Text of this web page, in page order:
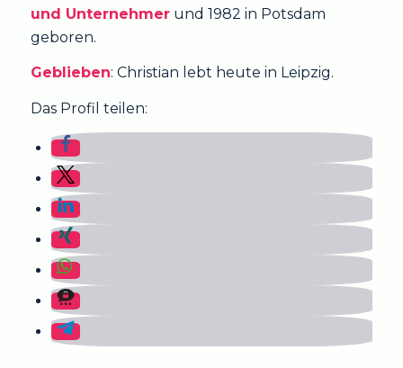
und Unternehmerund 1982 in Potsdam
geboren.
Geblieben: Christian lebt heute in Leipzig.
Das Profil teilen: